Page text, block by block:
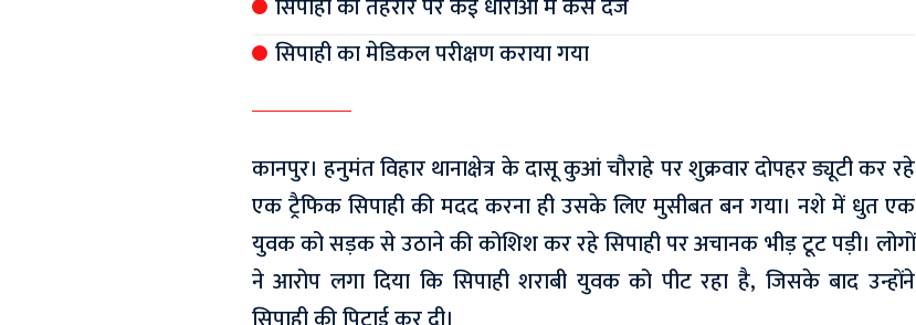
सिपाही की तहरीर पर कई धाराओं में केस दर्ज
सिपाही का मेडिकल परीक्षण कराया गया
कानपुर। हनुमंत विहार थानाक्षेत्र के दासू कुआं चौराहे पर शुक्रवार दोपहर ड्यूटी कर रहे
एक ट्रैफिक सिपाही की मदद करना ही उसके लिए मुसीबत बन गया। नशे में धुत एक
युवक को सड़क से उठाने की कोशिश कर रहे सिपाही पर अचानक भीड़ टूट पड़ी। लोगों
ने आरोप लगा दिया कि सिपाही शराबी युवक को पीट रहा है, जिसके बाद उन्होंने